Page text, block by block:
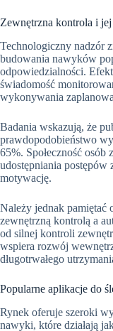
Zewnętrzna kontrola i
Technologiczny nadzór
budowania nawyków
odpowiedzialności.
świadomość
wykonywania
Badania wskazują, że
prawdopodobieństwo
65%. Społeczność
udostępniania
motywację.
Należy jednak pamiętać
zewnętrzną kontrolą a
od silnej kontroli
wspiera rozwój
długotrwałego
Popularne aplikacje do
Rynek oferuje szeroki
nawyki, które działają